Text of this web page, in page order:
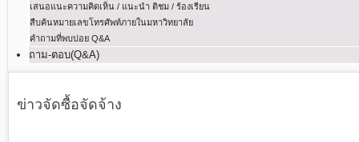
เสนอแนะความคิดเห็น / แนะนำ ติชม / ร้องเรียน
สืบค้นหมายเลขโทรศัพท์ภายในมหาวิทยาลัย
คำถามที่พบบ่อย Q&A
ถาม-ตอบ(Q&A)
ข่าวจัดซื้อจัดจ้าง